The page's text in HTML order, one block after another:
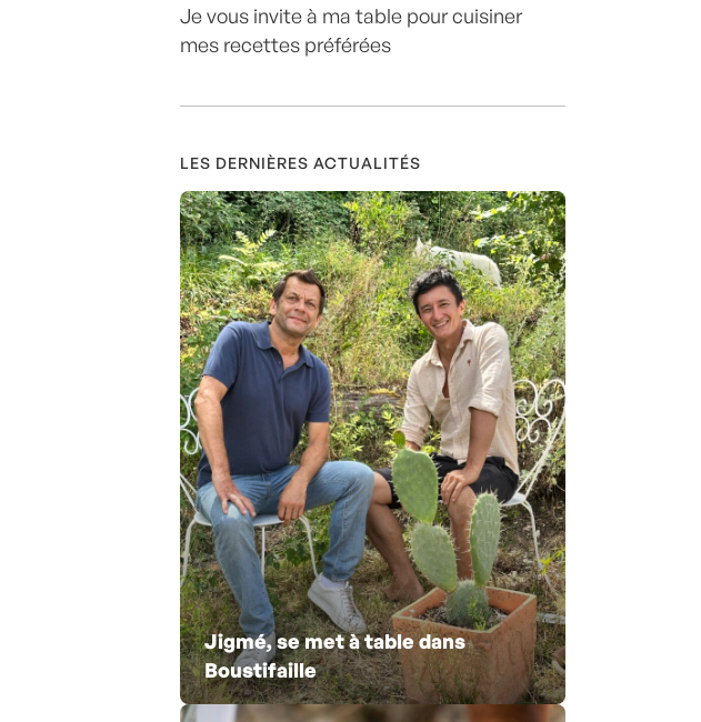
Je vous invite à ma table pour cuisiner
mes recettes préférées
LES DERNIÈRES ACTUALITÉS
Jigmé, se met à table dans
Boustifaille